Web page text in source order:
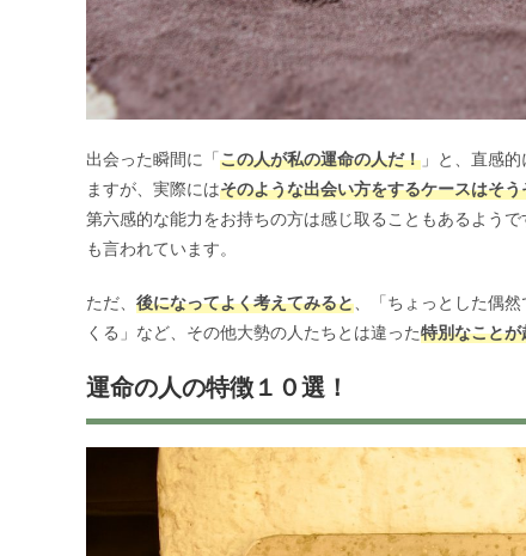
出会った瞬間に「この人が私の運命の人だ！ 」と、直感
ますが、実際にはそのような出会い方をするケースはそ
第六感的な能力をお持ちの方は感じ取ることもあるよう
も言われています。
ただ、 後になってよく考えてみると、「ちょっとした偶
くる」など、その他大勢の人たちとは違った特別なこと
運命の人の特徴１０選！